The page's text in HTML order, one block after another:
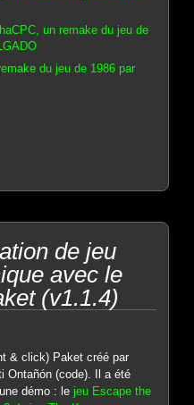
un remake du jeu de
du jeu de 1986 par
de jeu
avec le
(v1.1.4)
& click) Paket créé par
Ontañón (code). Il a été
démo : lejeu Escape the